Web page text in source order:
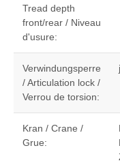
Tread depth
front/rear / Niveau
d'usure:
Verwindungsperre
/ Articulation lock /
Verrou de torsion:
Kran / Crane /
Grue: